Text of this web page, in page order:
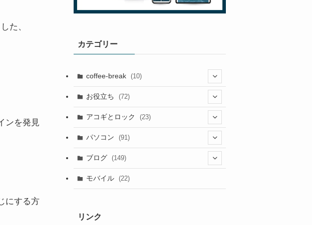
た、
ンを発見
にする方
カテゴリー
coffee-break (10)
(1)
お役立ち (72)
(12)
(5)
(5)
(6)
(6)
(2)(24)
アコギとロック (23)
(10)
パソコン (91)
(22)
(30)
ブログ (149)
(91)
モバイル (22)
リンク